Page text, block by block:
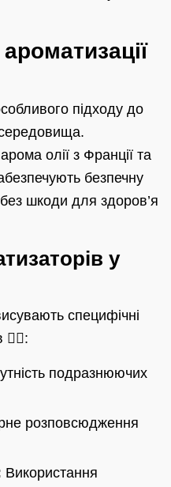
підходу до
олії з Франції та
безпечну
без шкоди для здоров’я
у
специфічні
💆‍♀️:
подразнюючих
розповсюдження
Використання